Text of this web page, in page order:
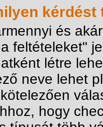
és
feltételeket"
létre
neve lehet
hogy